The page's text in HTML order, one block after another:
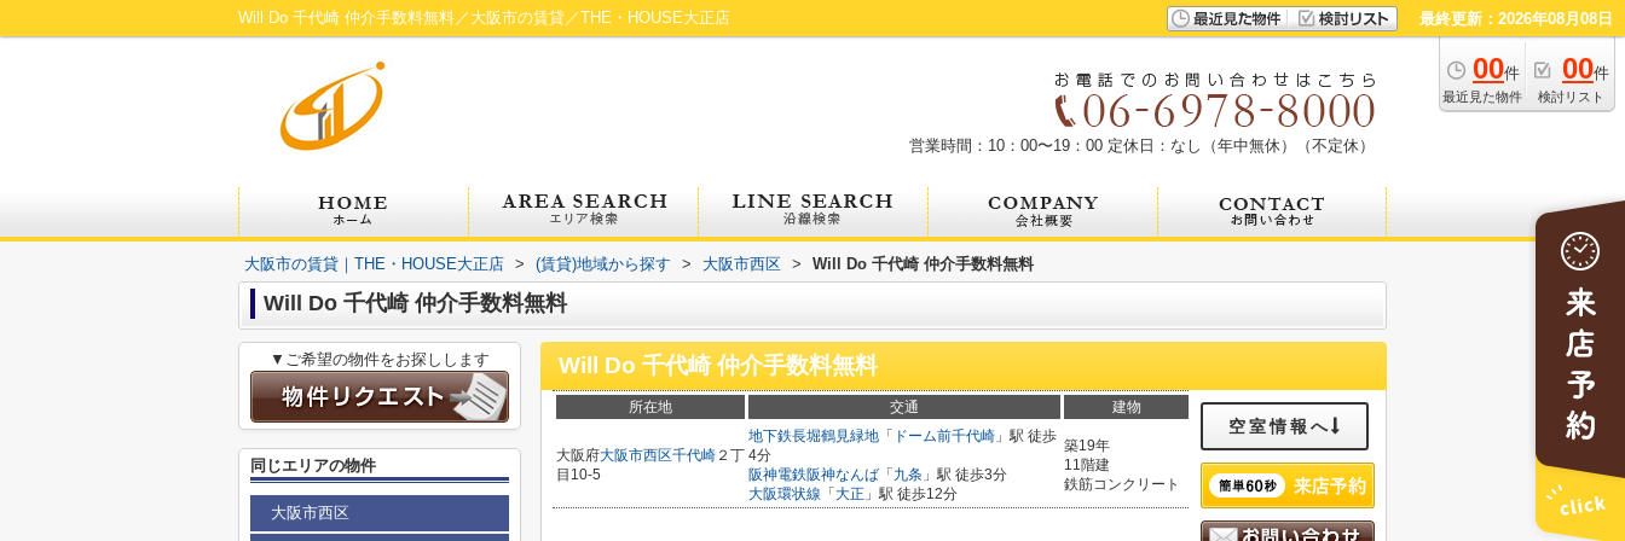
Will Do 千代崎 仲介手数料無料／大阪市の賃貸／THE・HOUSE大正店 最終更新：2026年08月08日
00件
最近見た物件
00件
検討リスト
営業時間：10：00〜19：00 定休日：なし（年中無休）（不定休）
大阪市の賃貸｜THE・HOUSE大正店 > (賃貸)地域から探す > 大阪市西区 > Will Do 千代崎 仲介手数料無料
Will Do 千代崎 仲介手数料無料
Will Do 千代崎 仲介手数料無料
所在地 交通 建物
大阪府大阪市西区千代崎 ２丁
目10-5
地下鉄長堀鶴見緑地 「 ドーム前千代崎 」駅 徒歩
4分
阪神電鉄阪神なんば 「 九条 」駅 徒歩3分
大阪環状線 「 大正 」駅 徒歩12分
築19年
11階建
鉄筋コンクリート
空室情報へ
▼ご希望の物件をお探しします
同じエリアの物件
大阪市西区